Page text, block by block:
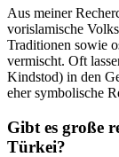
Aus meiner
⁢vorislamische⁤
Traditionen sowie‌
vermischt. Oft
Kindstod) in den⁢
eher ​symbolische
Gibt​ es‌ große
Türkei?